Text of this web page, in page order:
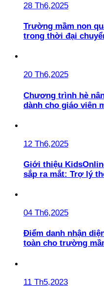
28 Th6,2025
Trường mầm non
trong thời đại
20 Th6,2025
Chương trình hè
dành cho giáo viên
12 Th6,2025
Giới thiệu
sắp ra mắt: Trợ lý
04 Th6,2025
Điểm danh nhận
toàn cho trường
11 Th5,2023